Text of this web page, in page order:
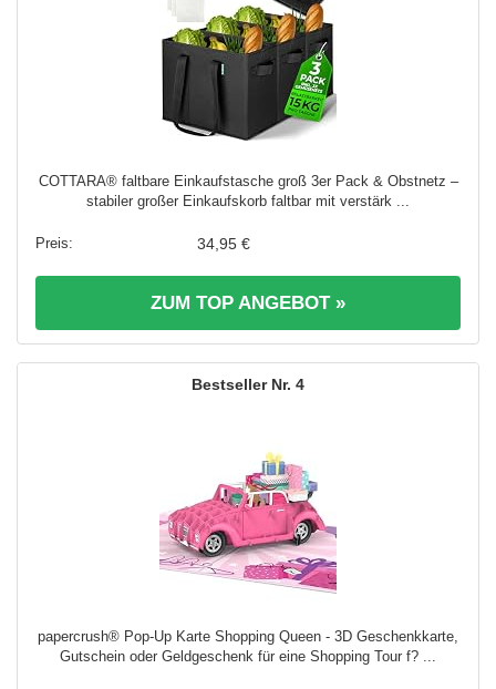
COTTARA® faltbare Einkaufstasche groß 3er Pack & Obstnetz –
stabiler großer Einkaufskorb faltbar mit verstärk ...
34,95 €
ZUM TOP ANGEBOT »
4
papercrush® Pop-Up Karte Shopping Queen - 3D Geschenkkarte,
Gutschein oder Geldgeschenk für eine Shopping Tour f? ...